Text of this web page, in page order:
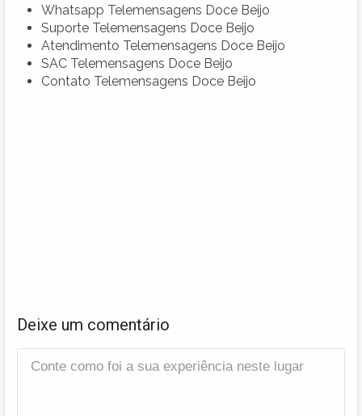
Whatsapp Telemensagens Doce Beijo
Suporte Telemensagens Doce Beijo
Atendimento Telemensagens Doce Beijo
SAC Telemensagens Doce Beijo
Contato Telemensagens Doce Beijo
Deixe um comentário